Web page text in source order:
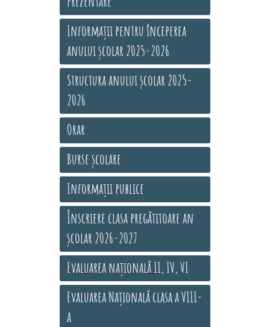
Informații pentru începerea
anului școlar 2025-2026
Structura anului școlar 2025-
2026
Orar
Burse școlare
Informații publice
Înscriere clasa pregătitoare an
școlar 2026-2027
Evaluarea națională II, IV, VI
Evaluarea Națională clasa a VIII-
a